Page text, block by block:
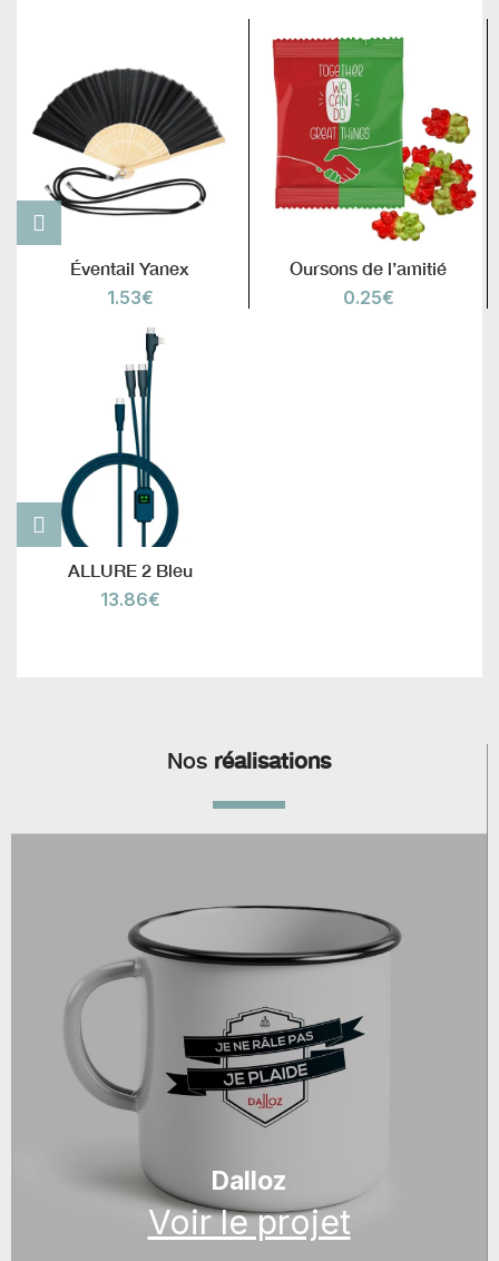
Éventail Yanex
1.53€
Oursons de l’amitié
0.25€
ALLURE 2 Bleu
13.86€
Nos réalisations
Dalloz
Voir le projet